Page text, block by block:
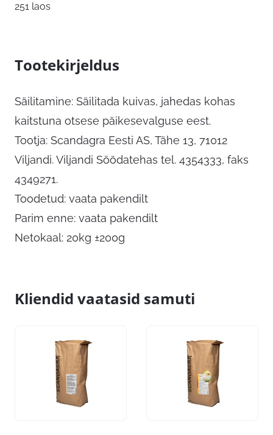
251 laos
Tootekirjeldus
Säilitamine: Säilitada kuivas, jahedas kohas
kaitstuna otsese päikesevalguse eest.
Tootja: Scandagra Eesti AS, Tähe 13, 71012
Viljandi. Viljandi Söödatehas tel. 4354333, faks
4349271.
Toodetud: vaata pakendilt
Parim enne: vaata pakendilt
Netokaal: 20kg ±200g
Kliendid vaatasid samuti